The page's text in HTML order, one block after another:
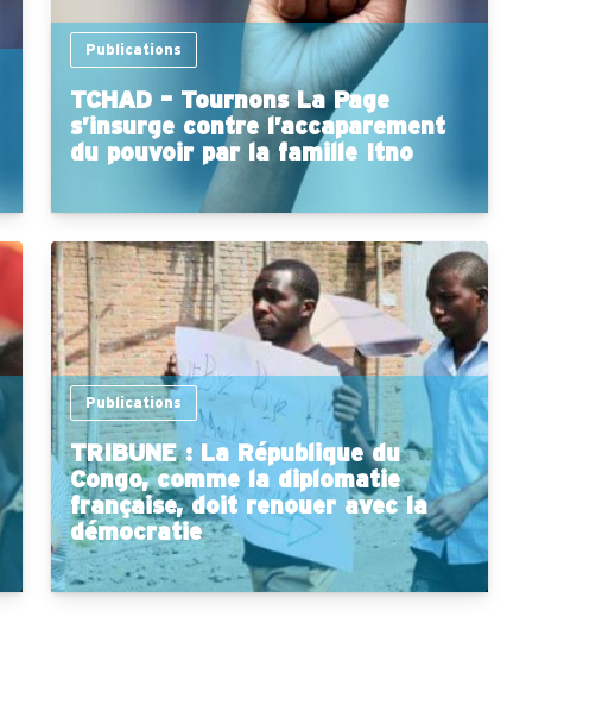
Publications
TCHAD – Tournons La Page
s’insurge contre l’accaparement
du pouvoir par la famille Itno
Publications
TRIBUNE : La République du
Congo, comme la diplomatie
française, doit renouer avec la
démocratie